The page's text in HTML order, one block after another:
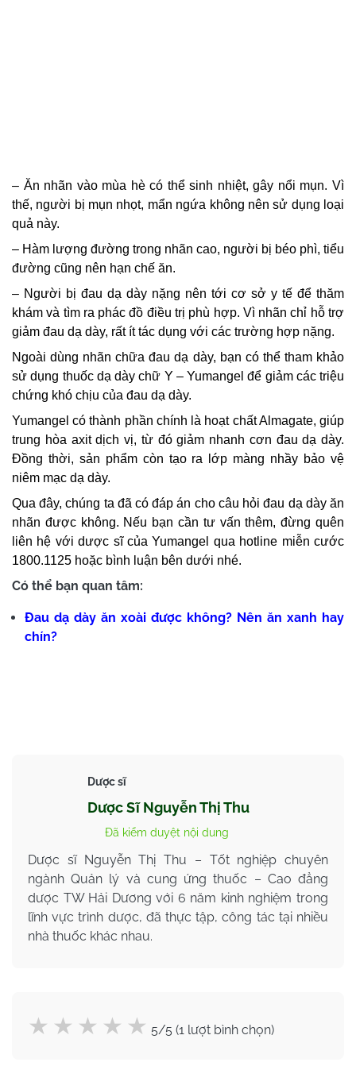
– Ăn nhãn vào mùa hè có thể sinh nhiệt, gây nổi mụn. Vì
thế, người bị mụn nhọt, mẩn ngứa không nên sử dụng loại
quả này.
– Hàm lượng đường trong nhãn cao, người bị béo phì, tiểu
đường cũng nên hạn chế ăn.
– Người bị đau dạ dày nặng nên tới cơ sở y tế để thăm
khám và tìm ra phác đồ điều trị phù hợp. Vì nhãn chỉ hỗ trợ
giảm đau dạ dày, rất ít tác dụng với các trường hợp nặng.
Ngoài dùng nhãn chữa đau dạ dày, bạn có thể tham khảo
sử dụng thuốc dạ dày chữ Y – Yumangel để giảm các triệu
chứng khó chịu của đau dạ dày.
Yumangel có thành phần chính là hoạt chất Almagate, giúp
trung hòa axit dịch vị, từ đó giảm nhanh cơn đau dạ dày.
Đồng thời, sản phẩm còn tạo ra lớp màng nhầy bảo vệ
niêm mạc dạ dày.
Qua đây, chúng ta đã có đáp án cho câu hỏi đau dạ dày ăn
nhãn được không. Nếu bạn cần tư vấn thêm, đừng quên
liên hệ với dược sĩ của Yumangel qua hotline miễn cước
1800.1125 hoặc bình luận bên dưới nhé.
Có thể bạn quan tâm:
Đau dạ dày ăn xoài được không? Nên ăn xanh hay
chín?
Dược sĩ
Dược Sĩ Nguyễn Thị Thu
Đã kiểm duyệt nội dung
Dược sĩ Nguyễn Thị Thu – Tốt nghiệp chuyên
ngành Quản lý và cung ứng thuốc – Cao đẳng
dược TW Hải Dương với 6 năm kinh nghiệm trong
lĩnh vực trình dược, đã thực tập, công tác tại nhiều
nhà thuốc khác nhau.
5/5 (1 lượt bình chọn)